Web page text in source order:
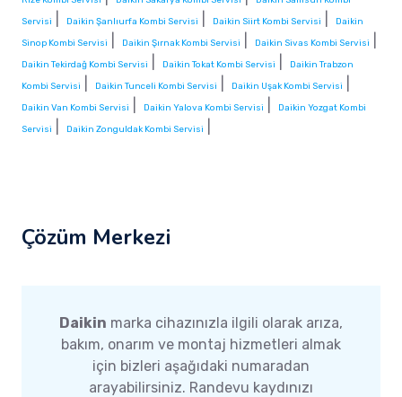
Servisi
Daikin Şanlıurfa Kombi Servisi Daikin Siirt Kombi Servisi
Daikin
Sinop Kombi Servisi
Daikin Şırnak Kombi Servisi Daikin Sivas Kombi Servisi
Daikin Tekirdağ Kombi Servisi Daikin Tokat Kombi Servisi
Daikin Trabzon
Kombi Servisi
Daikin Tunceli Kombi Servisi Daikin Uşak Kombi Servisi
Daikin Van Kombi Servisi Daikin Yalova Kombi Servisi
Daikin Yozgat Kombi
Servisi
Daikin Zonguldak Kombi Servisi
Çözüm Merkezi
Daikin marka cihazınızla ilgili olarak arıza,
bakım, onarım ve montaj hizmetleri almak
için bizleri aşağıdaki numaradan
arayabilirsiniz. Randevu kaydınızı